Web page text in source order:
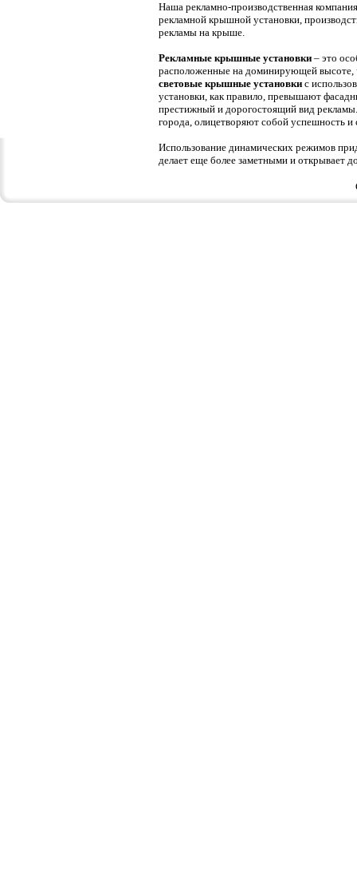
Наша рекламно-производственная
рекламной крышной установки,
рекламы на крыше.
Рекламные крышные установки – это
расположенные на доминирующей высоте,
световые крышные установки с
установки, как правило, превышают
престижный и дорогостоящий вид
города, олицетворяют собой успешность и
Использование динамических режимов
делает еще более заметными и открывает